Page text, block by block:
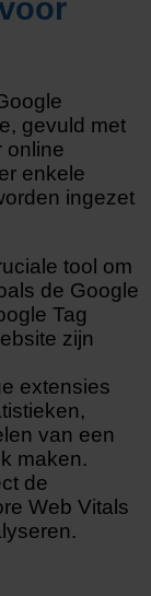
gevuld met
online
enkele
ingezet
tool om
de Google
Tag
zijn
extensies
van een
maken.
de
Web Vitals